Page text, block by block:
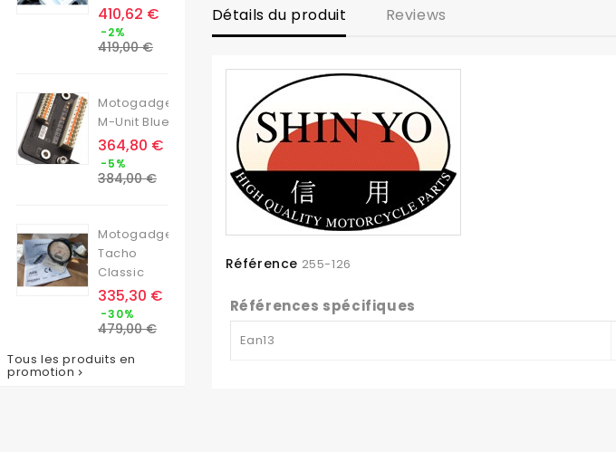
Prix
410,62 €
-2%
de
419,00 €
Motogadget
M-Unit Blue
Prix
364,80 €
-5%
de
384,00 €
Motogadget
Tacho
Classic
Prix
335,30 €
-30%
de
479,00 €
Tous les produits en
promotion 
Détails du produit Reviews
Référence 255-126
Références spécifiques
Ean13